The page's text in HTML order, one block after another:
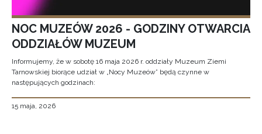
NOC MUZEÓW 2026 - GODZINY OTWARCIA
ODDZIAŁÓW MUZEUM
Informujemy, że w sobotę 16 maja 2026 r. oddziały Muzeum Ziemi
Tarnowskiej biorące udział w „Nocy Muzeów” będą czynne w
następujących godzinach:
15 maja, 2026